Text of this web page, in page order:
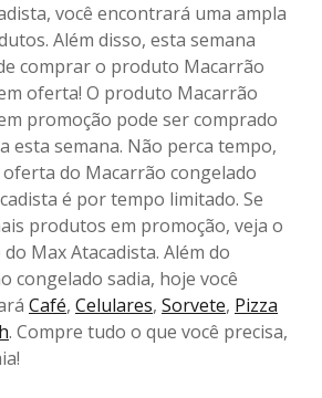
você encontrará uma ampla
Além disso, esta semana
comprar o produto Macarrão
oferta! O produto Macarrão
promoção pode ser comprado
esta semana. Não perca tempo,
do Macarrão congelado
é por tempo limitado. Se
produtos em promoção, veja o
Max Atacadista. Além do
congelado sadia, hoje você
Café, Celulares, Sorvete, Pizza
. Compre tudo o que você precisa,